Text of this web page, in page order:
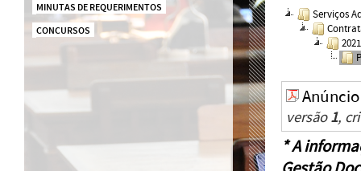
MINUTAS DE REQUERIMENTOS
CONCURSOS
Serviços
2021
versão1,
* A